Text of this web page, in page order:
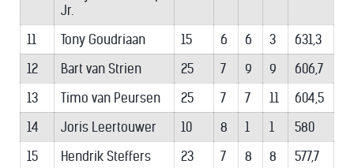
Jr.
11 Tony Goudriaan 15 6 6 3
631,3
12
Bart van Strien 25 7 9 9
606,7
13
Timo van Peursen 25 7 7 11
604,5
14
Joris Leertouwer 10 8 1 1
580
15
Hendrik Steffers 23 7 8 8
577,7